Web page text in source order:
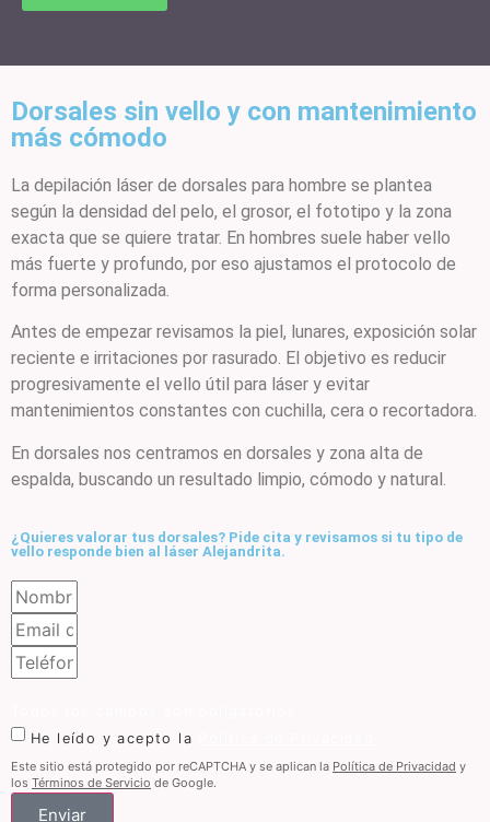
Dorsales sin vello y con mantenimiento
más cómodo
La depilación láser de dorsales para hombre se plantea
según la densidad del pelo, el grosor, el fototipo y la zona
exacta que se quiere tratar. En hombres suele haber vello
más fuerte y profundo, por eso ajustamos el protocolo de
forma personalizada.
Antes de empezar revisamos la piel, lunares, exposición solar
reciente e irritaciones por rasurado. El objetivo es reducir
progresivamente el vello útil para láser y evitar
mantenimientos constantes con cuchilla, cera o recortadora.
En dorsales nos centramos en dorsales y zona alta de
espalda, buscando un resultado limpio, cómodo y natural.
¿Quieres valorar tus dorsales? Pide cita y revisamos si tu tipo de
vello responde bien al láser Alejandrita.
He leído y acepto la
Este sitio está protegido por reCAPTCHA y se aplican la Política de Privacidad y
los Términos de Servicio de Google.
Enviar